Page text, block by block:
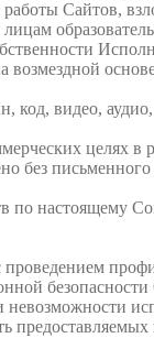
Сайтов,
лицам
возмездной
код, видео,
целях
без письменного
настоящему
безопасности